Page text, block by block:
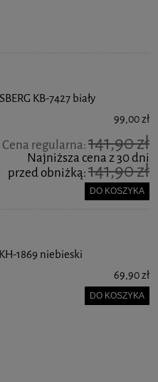
KB-7427 biały
99,00 zł
Cena regularna:141,90 zł
Najniższa cena z 30 dni
przed obniżką:141,90 zł
DO KOSZYKA
1869 niebieski
69,90 zł
DO KOSZYKA